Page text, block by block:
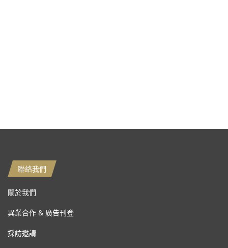
聯絡我們
關於我們
異業合作 & 廣告刊登
採訪邀請